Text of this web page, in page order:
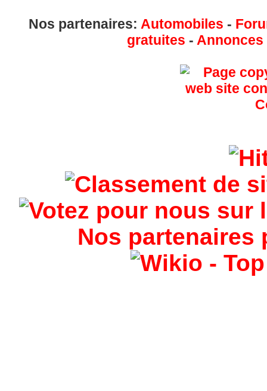
Nos partenaires: Automobiles -
gratuites -
Nos partenaires